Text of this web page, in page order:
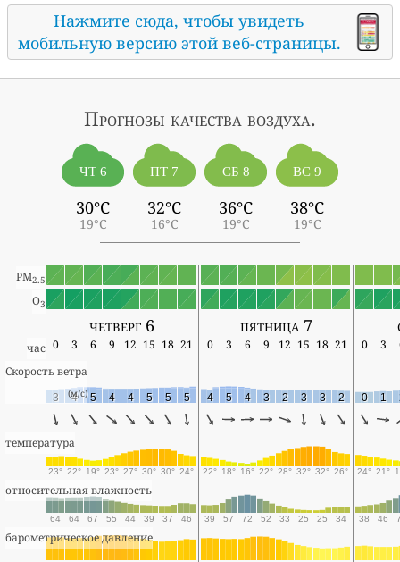
Нажмите сюда, чтобы увидеть
мобильную версию этой веб-страницы.
Прогнозы качества воздуха.
ЧТ 6
30°C
19°C
ПТ 7
32°C
16°C
СБ 8
36°C
19°C
ВС 9
38°C
19°C
PM2.5
O3
четверг 6 пятница 7
час 0 3 6 9 12 15 18 21 0 3 6 9 12 15 18 21 0 3
Скорость ветра
(м/с)
3 4 5 4 4 5 5 5 4 5 4 3 2 3 3 2 0 1
температура
23° 22° 19° 23° 27° 30° 30° 24° 22° 18° 16° 22° 28° 32° 32° 26° 24° 21°
относительная влажность
64 64 67 55 44 39 37 46 39 57 72 52 33 25 25 34 38 46
барометрическое давление